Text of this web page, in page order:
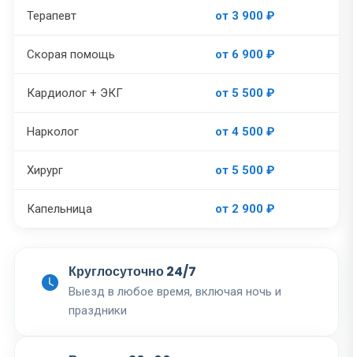
Терапевт от 3 900 ₽
Скорая помощь от 6 900 ₽
Кардиолог + ЭКГ от 5 500 ₽
Нарколог от 4 500 ₽
Хирург от 5 500 ₽
Капельница от 2 900 ₽
Круглосуточно 24/7
Выезд в любое время, включая ночь и
праздники